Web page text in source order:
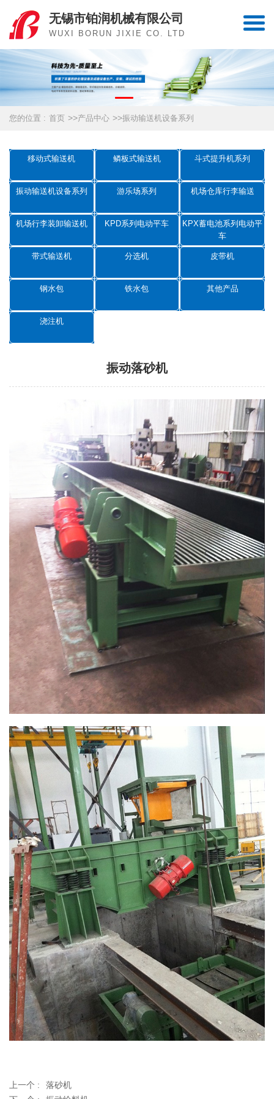
无锡市铂润机械有限公司
WUXI BORUN JIXIE CO. LTD
您的位置 : 首页 >>产品中心 >>振动输送机设备系列
移动式输送机 鳞板式输送机 斗式提升机系列
振动输送机设备系列 游乐场系列 机场仓库行李输送
机场行李装卸输送机 KPD系列电动平车
KPX蓄电池系列电动平
车
带式输送机 分选机 皮带机
钢水包 铁水包 其他产品
浇注机
振动落砂机
上一个 :
落砂机